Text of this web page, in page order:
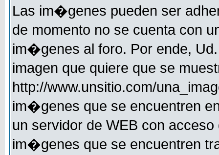
Las im�genes pueden ser
de momento no se cuenta con
im�genes al foro. Por ende,
imagen que quiere que se
http://www.unsitio.com/
im�genes que se encuentren
un servidor de WEB con
im�genes que se encuentren